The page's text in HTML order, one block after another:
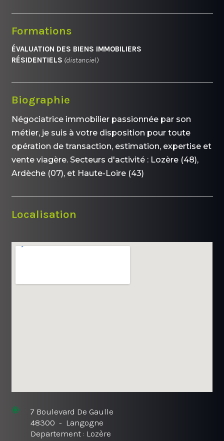
Formations
ÉVALUATION DES BIENS IMMOBILIERS
RÉSIDENTIELS (distanciel)
Biographie
Négociatrice immobilier passionnée par son
métier, je suis à votre disposition pour toute
opération de transaction, estimation, expertise et
vente viagère. Secteurs d'activité : Lozère (48),
Ardèche (07), et Haute-Loire (43)
Localisation
7 Boulevard De Gaulle
48300 - Langogne
Departement : Lozère